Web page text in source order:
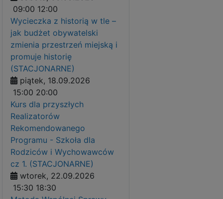
09:00 12:00
Wycieczka z historią w tle –
jak budżet obywatelski
zmienia przestrzeń miejską i
promuje historię
(STACJONARNE)
piątek, 18.09.2026
15:00 20:00
Kurs dla przyszłych
Realizatorów
Rekomendowanego
Programu - Szkoła dla
Rodziców i Wychowawców
cz 1. (STACJONARNE)
wtorek, 22.09.2026
15:30 18:30